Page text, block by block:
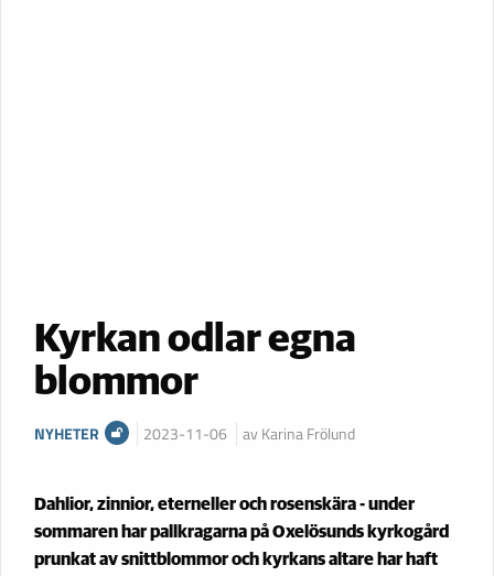
Kyrkan odlar egna
blommor
NYHETER 2023-11-06 av Karina Frölund
Dahlior, zinnior, eterneller och rosenskära - under
sommaren har pallkragarna på Oxelösunds kyrkogård
prunkat av snittblommor och kyrkans altare har haft